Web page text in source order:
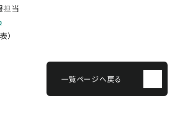
担当
一覧ページへ戻る